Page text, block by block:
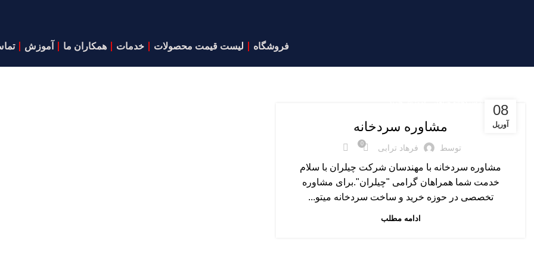
فروشگاه لیست قیمت محصولات خدمات همکاران ما آموزش
08
آوریل مشاوره سردخانه
توسط فرهاد ترابی 0
مشاوره سردخانه با مهندسان شرکت چیلران با سلام
خدمت شما همراهان گرامی "چیلران".برای مشاوره
تخصصی در حوزه خرید و ساخت سردخانه میتو...
ادامه مطلب